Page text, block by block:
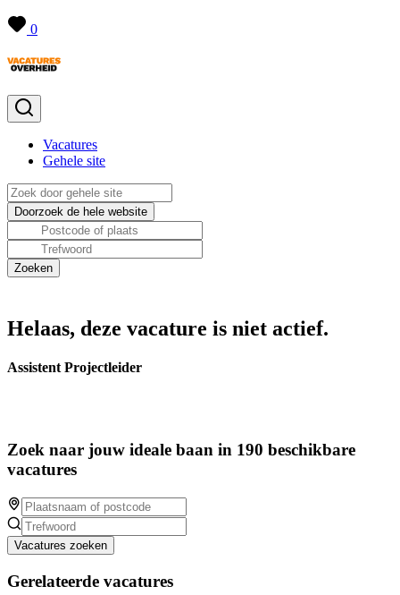
0
Vacatures
Gehele site
Helaas, deze vacature is niet actief.
Assistent Projectleider
Zoek naar jouw ideale baan in 190 beschikbare
vacatures
Vacatures zoeken
Gerelateerde vacatures